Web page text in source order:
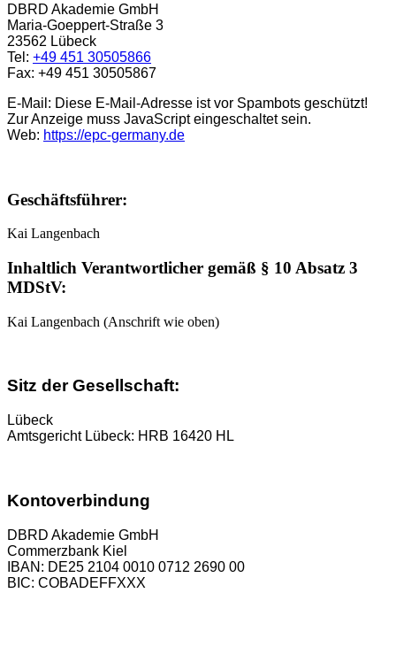
DBRD Akademie GmbH
Maria-Goeppert-Straße 3
23562 Lübeck
Tel: +49 451 30505866
Fax: +49 451 30505867
E-Mail: Diese E-Mail-Adresse ist vor Spambots geschützt!
Zur Anzeige muss JavaScript eingeschaltet sein.
Web: https://epc-germany.de
Geschäftsführer:
Kai Langenbach
Inhaltlich Verantwortlicher gemäß § 10 Absatz 3
MDStV:
Kai Langenbach (Anschrift wie oben)
Sitz der Gesellschaft:
Lübeck
Amtsgericht Lübeck: HRB 16420 HL
Kontoverbindung
DBRD Akademie GmbH
Commerzbank Kiel
IBAN: DE25 2104 0010 0712 2690 00
BIC: COBADEFFXXX